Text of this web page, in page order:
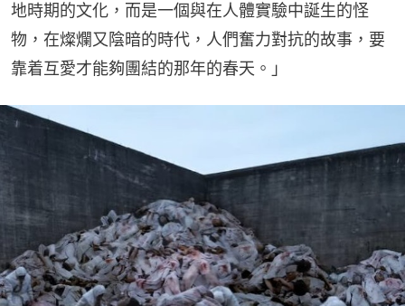
地時期的文化，而是一個與在人體實驗中誕生的怪
物，在燦爛又陰暗的時代，人們奮力對抗的故事，要
靠着互愛才能夠團結的那年的春天。」